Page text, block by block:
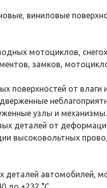
виниловые
мотоциклов,
замков,
поверхностей от влаги
узлы и механизмы.
деталей от
высоковольтных
деталей автомобилей,